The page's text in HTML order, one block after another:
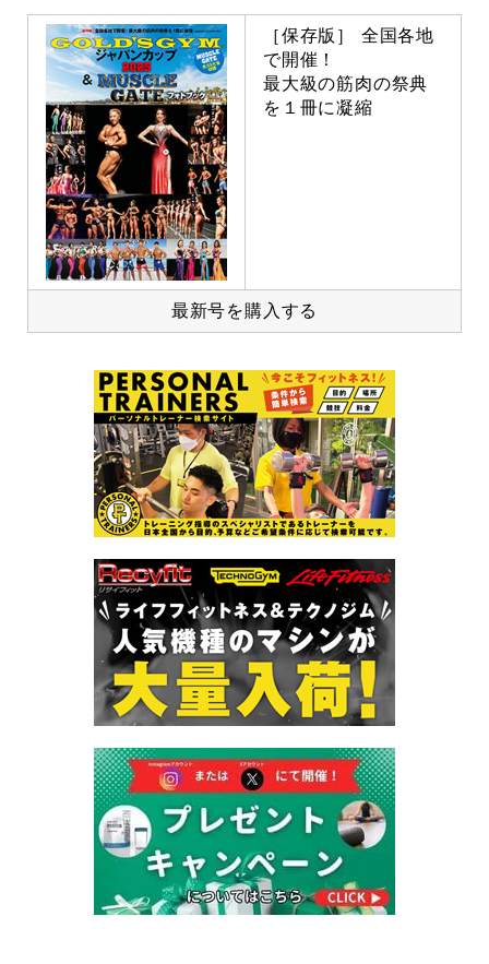
［保存版］ 全国各地
で開催！
最大級の筋肉の祭典
を１冊に凝縮
最新号を購入する